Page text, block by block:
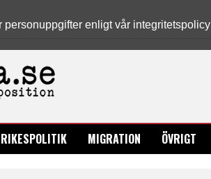
enligt vår integritetspolicy
MIGRATION ÖVRIGT